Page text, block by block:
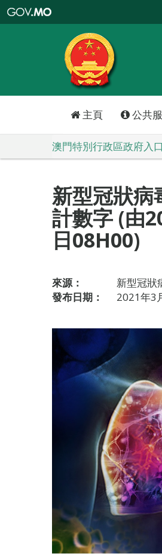
特
政
區
政
口
主頁 公共
澳門特別行政區政府入
新型冠狀病
計數字 (由
日08H00)
來源：
新型冠狀
發布日期：
2021年3